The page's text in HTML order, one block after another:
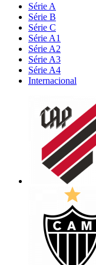
Série A
Série B
Série C
Série A1
Série A2
Série A3
Série A4
Internacional